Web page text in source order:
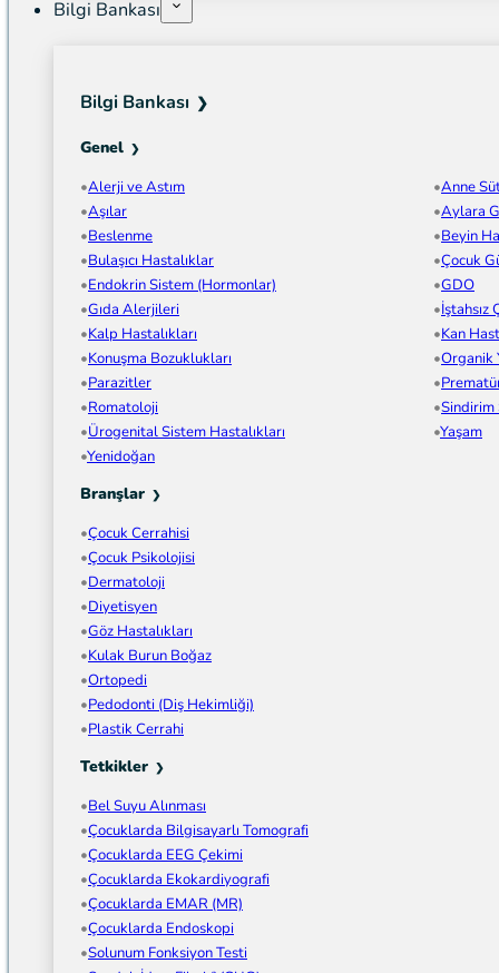
Bilgi Bankası
Bilgi Bankası
Genel
Alerji ve Astım
Anne
Aşılar
Aylara
Beslenme
Beyin
Bulaşıcı Hastalıklar
Çocuk
Endokrin Sistem (Hormonlar)
GDO
Gıda Alerjileri
İştahsız
Kalp Hastalıkları
Kan
Konuşma Bozuklukları
Organik
Parazitler
Romatoloji
Sindirim
Ürogenital Sistem Hastalıkları
Yaşam
Yenidoğan
Branşlar
Çocuk Cerrahisi
Çocuk Psikolojisi
Dermatoloji
Diyetisyen
Göz Hastalıkları
Kulak Burun Boğaz
Ortopedi
Pedodonti (Diş Hekimliği)
Plastik Cerrahi
Tetkikler
Bel Suyu Alınması
Çocuklarda Bilgisayarlı Tomografi
Çocuklarda EEG Çekimi
Çocuklarda Ekokardiyografi
Çocuklarda EMAR (MR)
Çocuklarda Endoskopi
Solunum Fonksiyon Testi